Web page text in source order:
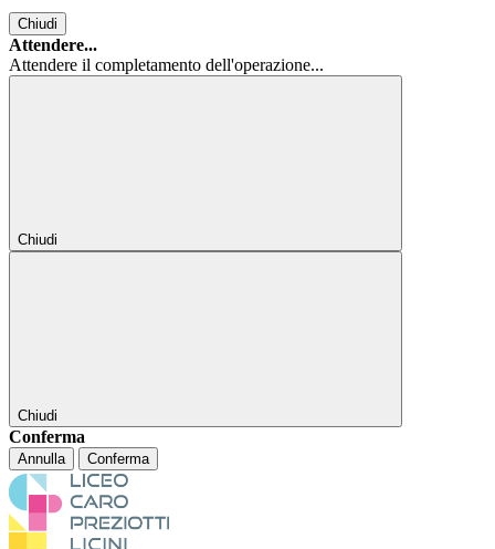
Chiudi
Attendere...
Attendere il completamento dell'operazione...
Chiudi
Chiudi
Conferma
Annulla Conferma